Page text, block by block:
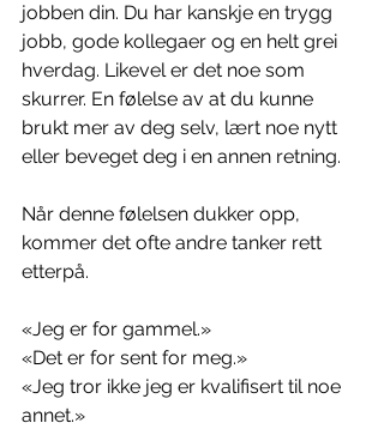
jobben din. Du har kanskje en trygg
jobb, gode kollegaer og en helt grei
hverdag. Likevel er det noe som
skurrer. En følelse av at du kunne
brukt mer av deg selv, lært noe nytt
eller beveget deg i en annen retning.
Når denne følelsen dukker opp,
kommer det ofte andre tanker rett
etterpå.
«Jeg er for gammel.»
«Det er for sent for meg.»
«Jeg tror ikke jeg er kvalifisert til noe
annet.»